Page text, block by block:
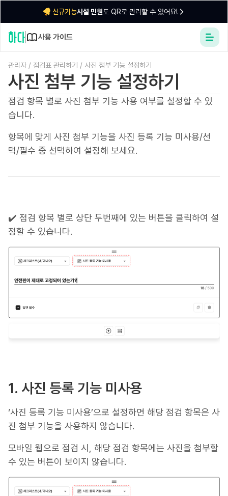
신규기능시설 민원도 QR로 관리할 수 있어요!
사용 가이드
관리자 / 점검표 관리하기 / 사진 첨부 기능 설정하기
사진 첨부 기능 설정하기
점검 항목 별로 사진 첨부 기능 사용 여부를 설정할 수 있
습니다.
항목에 맞게 사진 첨부 기능을 사진 등록 기능 미사용/선
택/필수 중 선택하여 설정해 보세요.
✔️ 점검 항목 별로 상단 두번째에 있는 버튼을 클릭하여 설
정할 수 있습니다.
1. 사진 등록 기능 미사용
‘사진 등록 기능 미사용’으로 설정하면 해당 점검 항목은 사
진 첨부 기능을 사용하지 않습니다.
모바일 웹으로 점검 시, 해당 점검 항목에는 사진을 첨부할
수 있는 버튼이 보이지 않습니다.